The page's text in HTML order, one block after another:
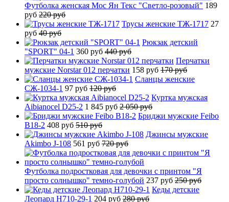
Футболка женская Мос Ян Текс "Светло-розовый" 189
руб 220 руб
Трусы женские ТЖ-1717 27
руб 40 руб
Рюкзак детский
"SPORT" 04-1 360 руб 440 руб
Перчатки
мужские Norstar 012 перчатки 158 руб 170 руб
Сланцы женские
СЖ-1034-1 97 руб 120 руб
Куртка мужская
Aibianocel D25-2 1 845 руб 2 050 руб
Бриджи мужские Feibo
B18-2 408 руб 510 руб
Джинсы мужские
Akimbo J-108 561 руб 720 руб
Футболка подростковая для девочки с принтом "Я
просто солнышко" темно-голубой 237 руб 250 руб
Кеды детские
Леопард H710-29-1 204 руб 280 руб